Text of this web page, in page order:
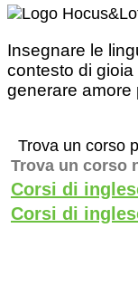
Insegnare le
contesto di
generare amore
Trova un corso
Trova un corso
Corsi di
Corsi di